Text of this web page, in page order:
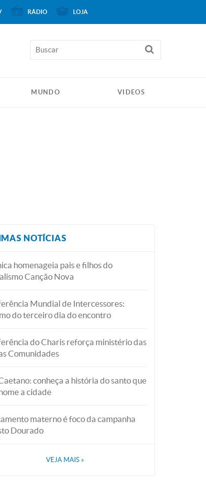
MUNDO VIDEOS
NOTÍCIAS
homenageia pais e filhos do
Canção Nova
Mundial de Intercessores:
do terceiro dia do encontro
do Charis reforça ministério das
Comunidades
conheça a história do santo que
a cidade
materno é foco da campanha
Dourado
VEJA MAIS »
RÁDIO LOJA